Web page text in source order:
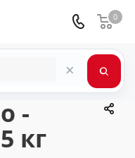
0
×
-
кг